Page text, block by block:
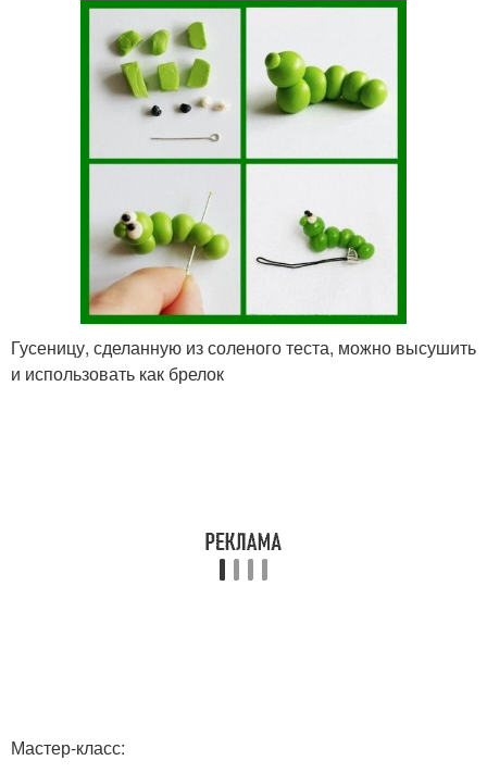
Гусеницу, сделанную из соленого теста, можно высушить
и использовать как брелок
Мастер-класс: